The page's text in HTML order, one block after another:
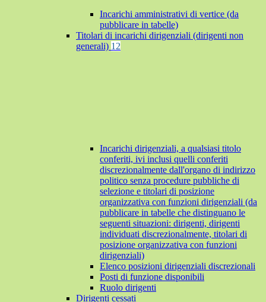
Incarichi amministrativi di vertice (da
pubblicare in tabelle)
Titolari di incarichi dirigenziali (dirigenti non
generali) 12
Incarichi dirigenziali, a qualsiasi titolo
conferiti, ivi inclusi quelli conferiti
discrezionalmente dall'organo di indirizzo
politico senza procedure pubbliche di
selezione e titolari di posizione
organizzativa con funzioni dirigenziali (da
pubblicare in tabelle che distinguano le
seguenti situazioni: dirigenti, dirigenti
individuati discrezionalmente, titolari di
posizione organizzativa con funzioni
dirigenziali)
Elenco posizioni dirigenziali discrezionali
Posti di funzione disponibili
Ruolo dirigenti
Dirigenti cessati